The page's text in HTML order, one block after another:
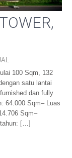
100 Sqm, 132
satu lantai
dan fully
64.000 Sqm– Luas
Sqm–
tahun: […]